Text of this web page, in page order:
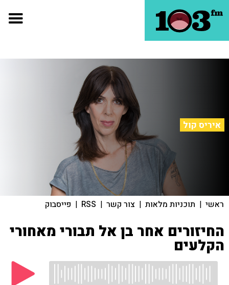
איריס קול
ראשי | תוכניות מלאות | צור קשר |
RSS
| פייסבוק
החיזורים אחר בן אל תבורי מאחורי
הקלעים